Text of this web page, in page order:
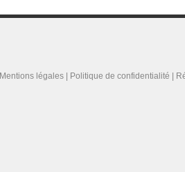
Mentions légales Politique de confidentialité |